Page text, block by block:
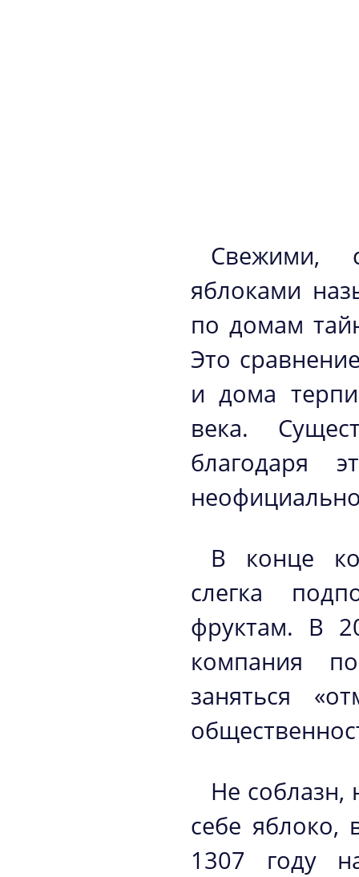
Свежими,
яблоками
по домам
Это
и дома
века.
благодаря
В конце
слегка
фруктам. В
компания
заняться
Не соблазн,
себе яблоко,
1307 году